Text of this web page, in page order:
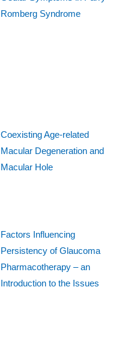
Romberg Syndrome
Coexisting Age-related
Macular Degeneration and
Macular Hole
Factors Influencing
Persistency of Glaucoma
Pharmacotherapy – an
Introduction to the Issues